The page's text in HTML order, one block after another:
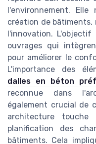
l'environnement.
création de bâtiments,
l'innovation.
ouvrages qui
pour améliorer le
L'importance des
dalles en béton
reconnue dans
également crucial de
architecture
planification des
bâtiments. Cela